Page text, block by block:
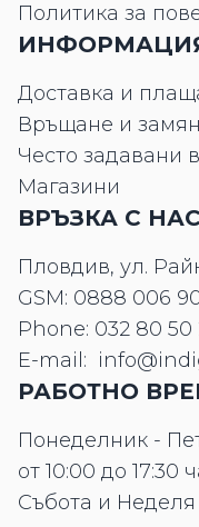
Политика за
Доставка и
Връщане и
Често задавани
Магазини
ВРЪЗКА С НАС
Пловдив, ул.
GSM: 0888 006
Phone: 032 80 50
E-mail:
РАБОТНО
Понеделник -
от 10:00 до 17:30
Събота и Неделя